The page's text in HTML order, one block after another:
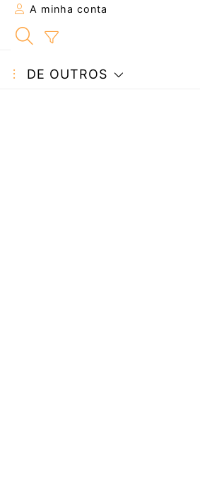
A minha conta
DE OUTROS